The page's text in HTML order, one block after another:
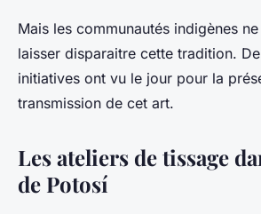
Mais les communautés indigènes
laisser disparaitre cette tradition.
initiatives ont vu le jour pour la
transmission de cet art.
Les ateliers de tissage
de Potosí